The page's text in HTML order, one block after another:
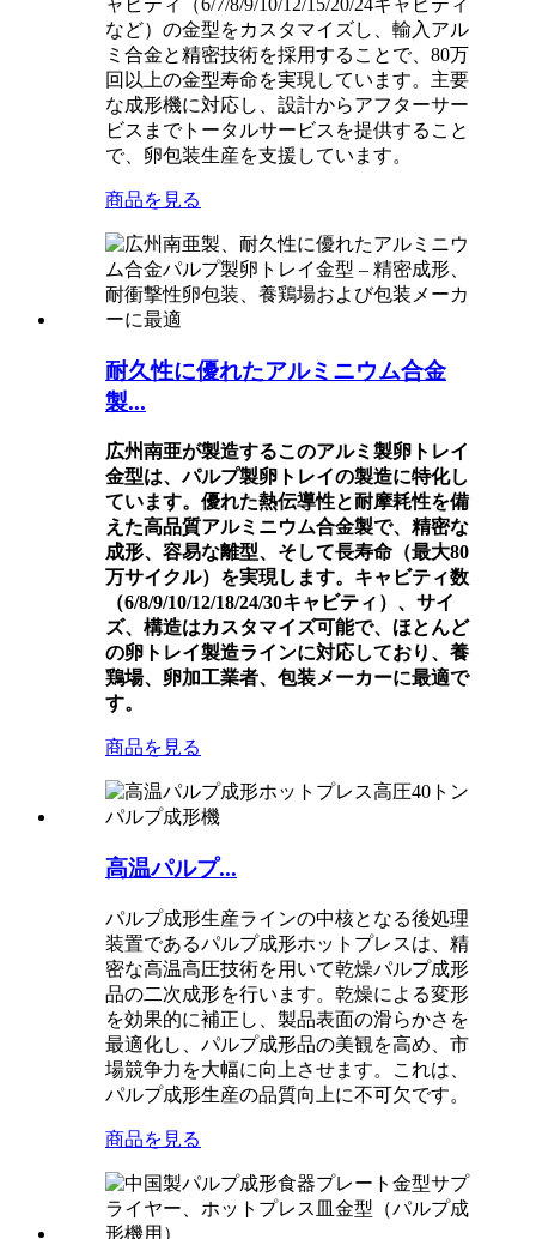
など）の金型をカスタマイズし、輸入アル
ミ合金と精密技術を採用することで、80万
回以上の金型寿命を実現しています。主要
な成形機に対応し、設計からアフターサー
ビスまでトータルサービスを提供すること
で、卵包装生産を支援しています。
商品を見る
耐久性に優れたアルミニウム合金
製...
広州南亜が製造するこのアルミ製卵トレイ
金型は、パルプ製卵トレイの製造に特化し
ています。優れた熱伝導性と耐摩耗性を備
えた高品質アルミニウム合金製で、精密な
成形、容易な離型、そして長寿命（最大80
万サイクル）を実現します。キャビティ数
（6/8/9/10/12/18/24/30キャビティ）、サイ
ズ、構造はカスタマイズ可能で、ほとんど
の卵トレイ製造ラインに対応しており、養
鶏場、卵加工業者、包装メーカーに最適で
す。
商品を見る
高温パルプ...
パルプ成形生産ラインの中核となる後処理
装置であるパルプ成形ホットプレスは、精
密な高温高圧技術を用いて乾燥パルプ成形
品の二次成形を行います。乾燥による変形
を効果的に補正し、製品表面の滑らかさを
最適化し、パルプ成形品の美観を高め、市
場競争力を大幅に向上させます。これは、
パルプ成形生産の品質向上に不可欠です。
商品を見る